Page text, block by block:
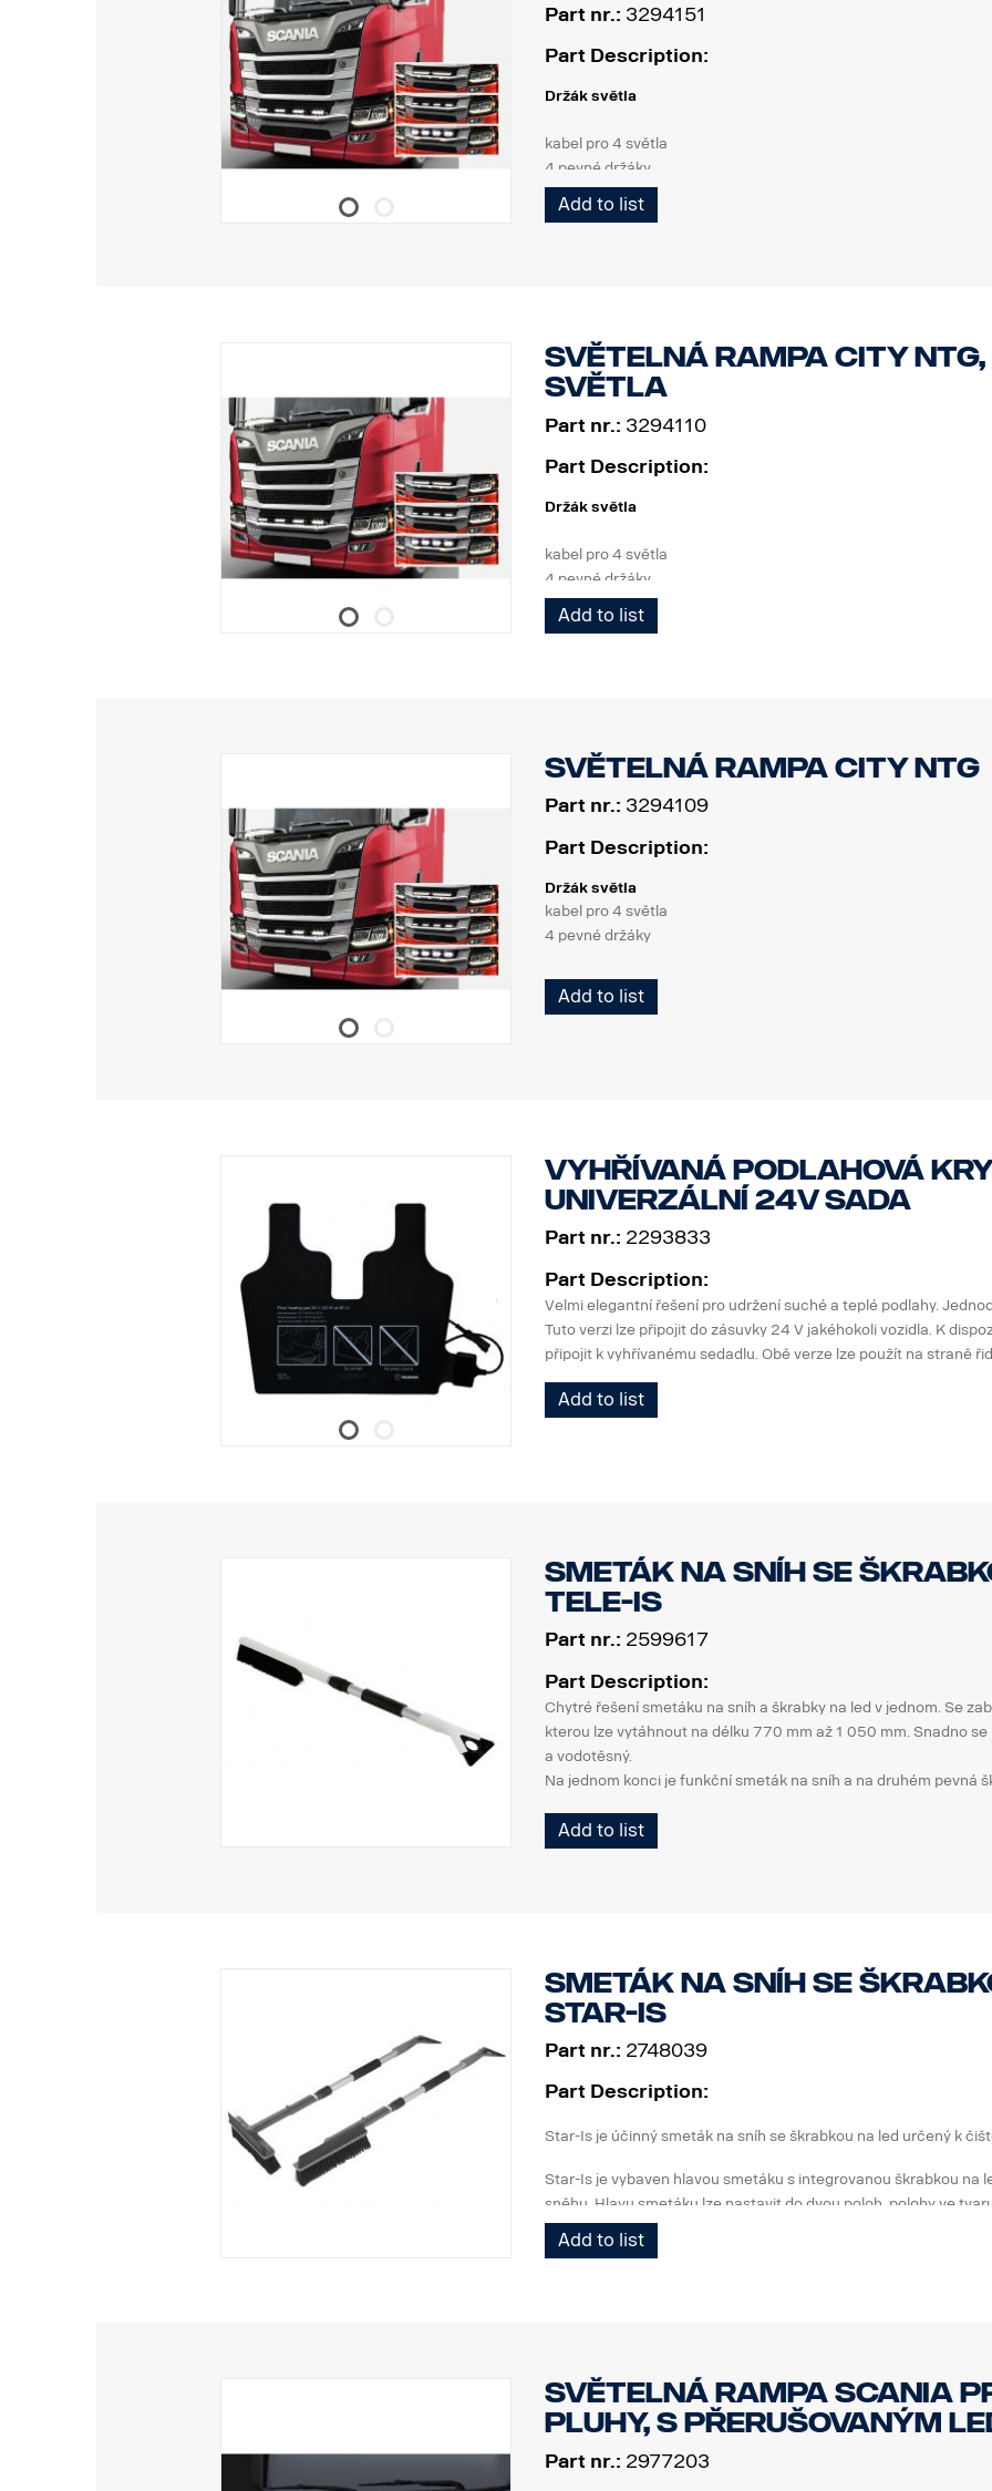
Part nr.: 3294151
Part Description:
Držák světla
kabel pro 4 světla
4 pevné držáky
2 stroboskopická světla
Výrobek byl schválen v souladu s předpisem EHK OSN R61.
Světla
Počet montážních bodů světel: 4 pevné držáky
Add to list
Světelná rampa City NTG,
světla
Part nr.: 3294110
Part Description:
Držák světla
kabel pro 4 světla
4 pevné držáky
3 bílé LED diody
Výrobek byl schválen v souladu s předpisem EHK OSN R61.
Světla
Kabeláž: kabel pro 4 světla
Add to list
Světelná rampa City NTG
Part nr.: 3294109
Part Description:
Držák světla
kabel pro 4 světla
4 pevné držáky
Materiál AISI304
Počet montážních bodů světel: 4 pevné držáky
Kabeláž pro 4 světla
Add to list
Vyhřívaná podlahová
univerzální 24V sada
Part nr.: 2293833
Part Description:
Velmi elegantní řešení pro udržení suché a teplé podlahy.
Tuto verzi lze připojit do zásuvky 24 V jakéhokoli vozidla. K
připojit k vyhřívanému sedadlu. Obě verze lze použít na straně
Add to list
Smeták na sníh se
Tele-Is
Part nr.: 2599617
Part Description:
Chytré řešení smetáku na sníh a škrabky na led v jednom. Se
kterou lze vytáhnout na délku 770 mm až 1 050 mm. Snadno
a vodotěsný.
Na jednom konci je funkční smeták na sníh a na druhém pevná
lišt od ledu a sněhu.
Rukojeť s pohodlným držadlem pro optimální pohodlí při použití
Add to list
Smeták na sníh se
Star-Is
Part nr.: 2748039
Part Description:
Star-Is je účinný smeták na sníh se škrabkou na led určený k
Star-Is je vybaven hlavou smetáku s integrovanou škrabkou na
sněhu. Hlavu smetáku lze nastavit do dvou poloh, polohy ve
Rukojeť je teleskopická a lze ji plynule nastavovat pro dosažení
Add to list
Světelná rampa Scania
pluhy, s přerušovaným
Part nr.: 2977203